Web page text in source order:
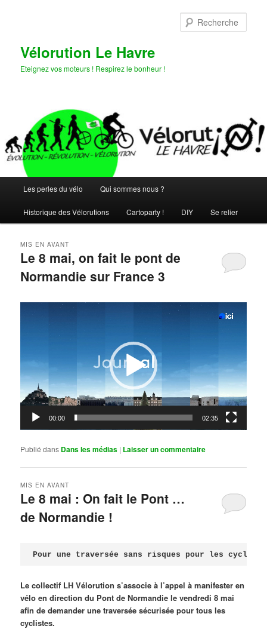
Vélorution Le Havre
Eteignez vos moteurs ! Respirez le bonheur !
principal
Les perles du vélo Qui sommes nous ?
Historique des Vélorutions Cartoparty ! DIY Se relier
Le 8 mai, on fait le pont de
Normandie sur France 3
MIS EN AVANT
00:00 02:35
Publié dans Dans les médias | Laisser un commentaire
Le 8 mai : On fait le Pont …
de Normandie !
MIS EN AVANT
Pour une traversée sans risques pour les
Le collectif LH Vélorution s’associe à l’appel à manifester en
vélo en direction du Pont de Normandie le vendredi 8 mai
afin de demander une traversée sécurisée pour tous les
cyclistes.